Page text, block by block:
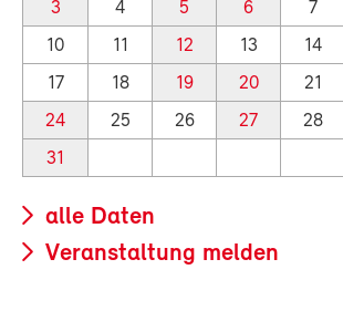
3 4 5 6 7
10
11 12 13 14
17
18 19 20 21
24
25 26 27 28
31
alle Daten
Veranstaltung melden